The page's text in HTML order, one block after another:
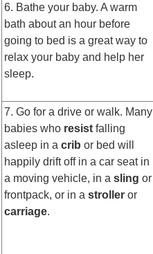
6. Bathe your baby. A warm
bath about an hour before
going to bed is a great way to
relax your baby and help her
sleep.
7. Go for a drive or walk. Many
babies who resist falling
asleep in a crib or bed will
happily drift off in a car seat in
a moving vehicle, in a sling or
frontpack, or in a stroller or
carriage.